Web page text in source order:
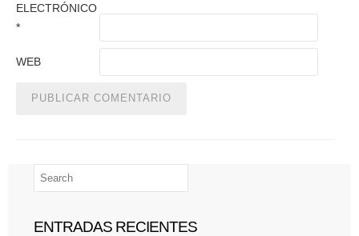
ELECTRÓNICO
*
WEB
ENTRADAS RECIENTES